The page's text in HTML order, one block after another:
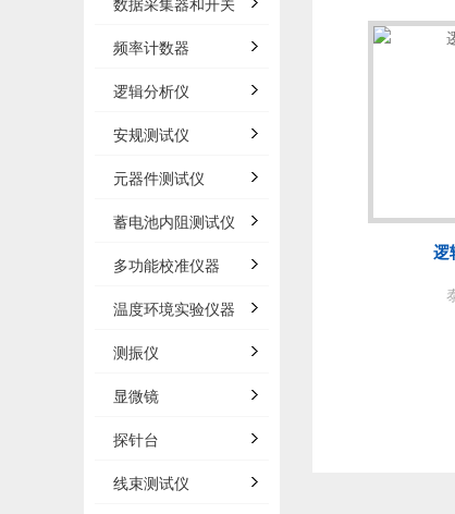
频率计数器
逻辑分析仪
安规测试仪
元器件测试仪
蓄电池内阻测试仪
多功能校准仪器
温度环境实验仪器
测振仪
显微镜
探针台
线束测试仪
逻